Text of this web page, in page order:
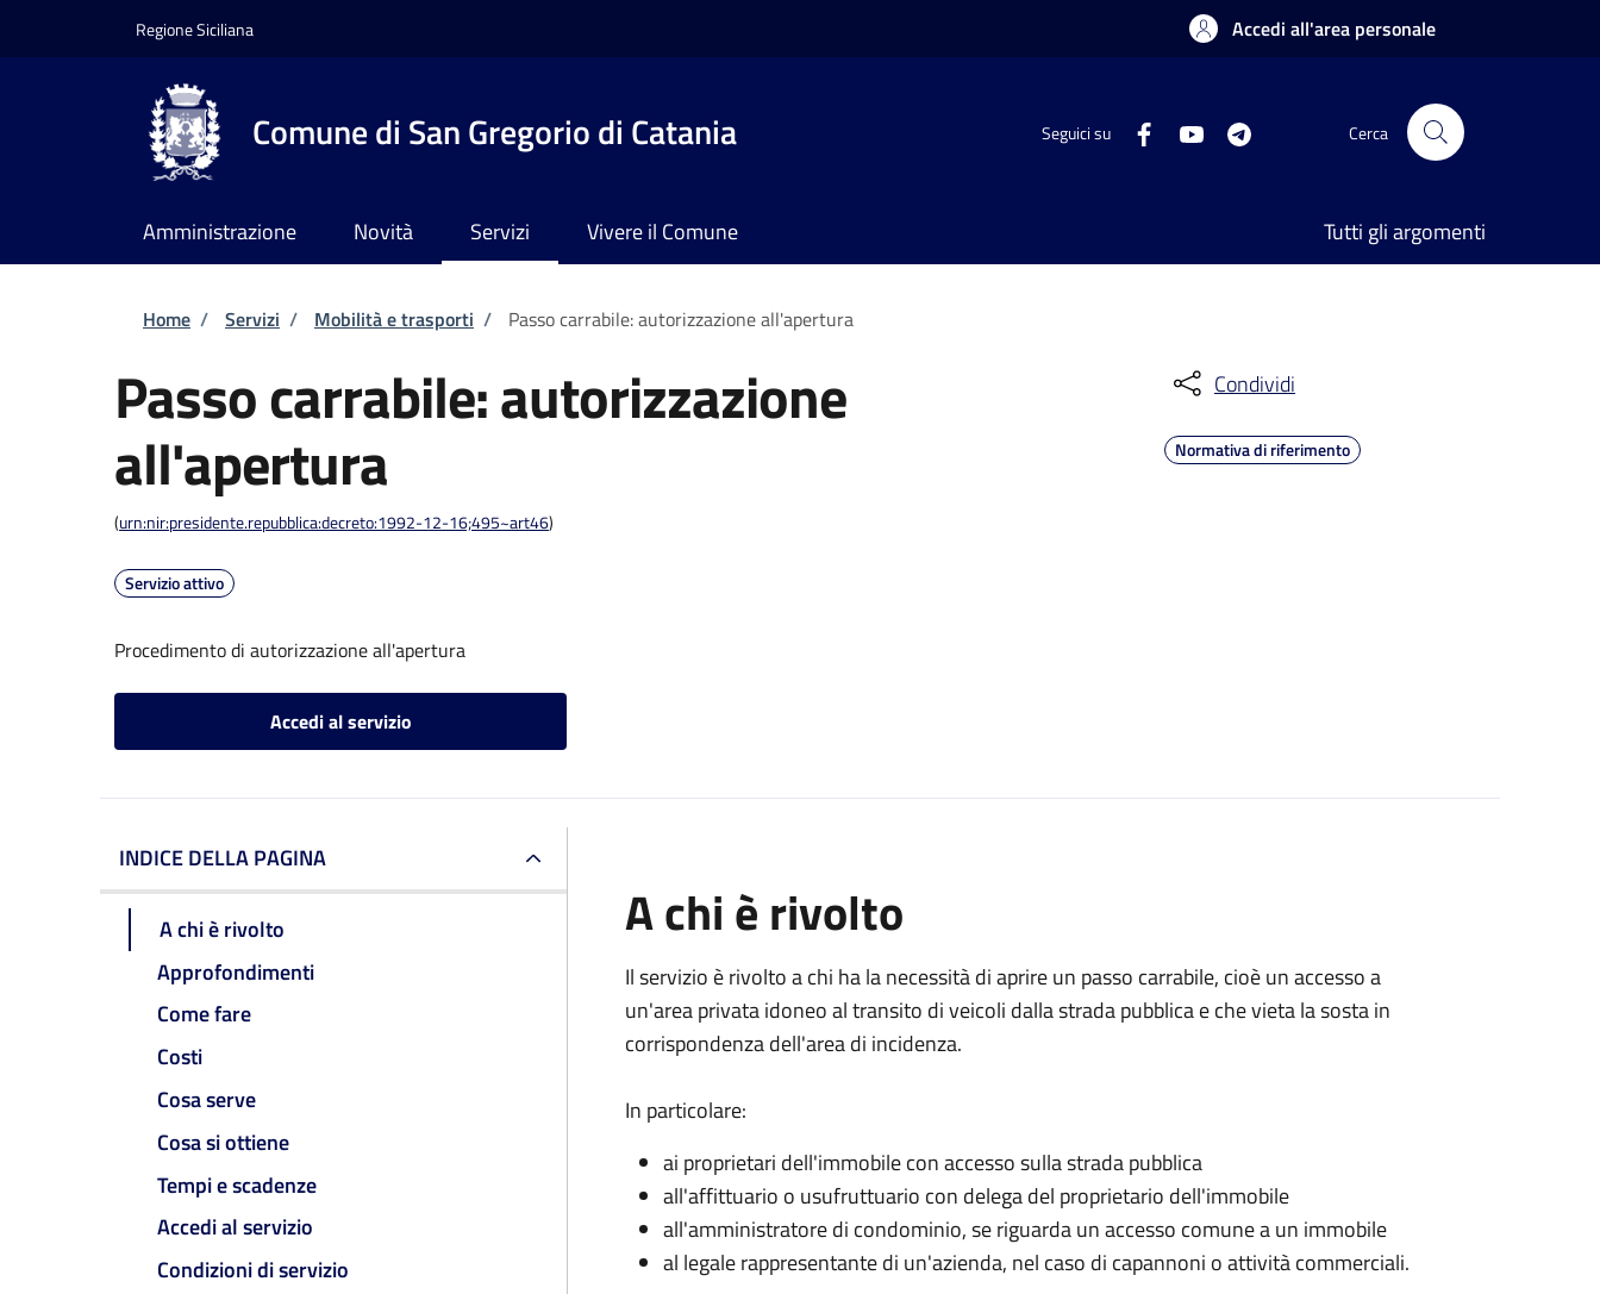
Regione Siciliana Accedi all'area personale
Comune di San Gregorio di Catania Seguici su Cerca
Amministrazione Novità Servizi Vivere il Comune Tutti gli argomenti
Briciole di pane
Home / Servizi / Mobilità e trasporti / Passo carrabile: autorizzazione all'apertura
Passo carrabile: autorizzazione
all'apertura
(urn:nir:presidente.repubblica:decreto:1992-12-16;495~art46)
Servizio attivo
Procedimento di autorizzazione all'apertura
Accedi al servizio
Condividi
Normativa di riferimento
INDICE DELLA PAGINA
A chi è rivolto
Approfondimenti
Come fare
Costi
Cosa serve
Cosa si ottiene
Tempi e scadenze
Accedi al servizio
Condizioni di servizio
A chi è rivolto
Il servizio è rivolto a chi ha la necessità di aprire un passo carrabile, cioè un accesso a
un'area privata idoneo al transito di veicoli dalla strada pubblica e che vieta la sosta in
corrispondenza dell'area di incidenza.
In particolare:
ai proprietari dell'immobile con accesso sulla strada pubblica
all'affittuario o usufruttuario con delega del proprietario dell'immobile
all'amministratore di condominio, se riguarda un accesso comune a un immobile
al legale rappresentante di un'azienda, nel caso di capannoni o attività commerciali.